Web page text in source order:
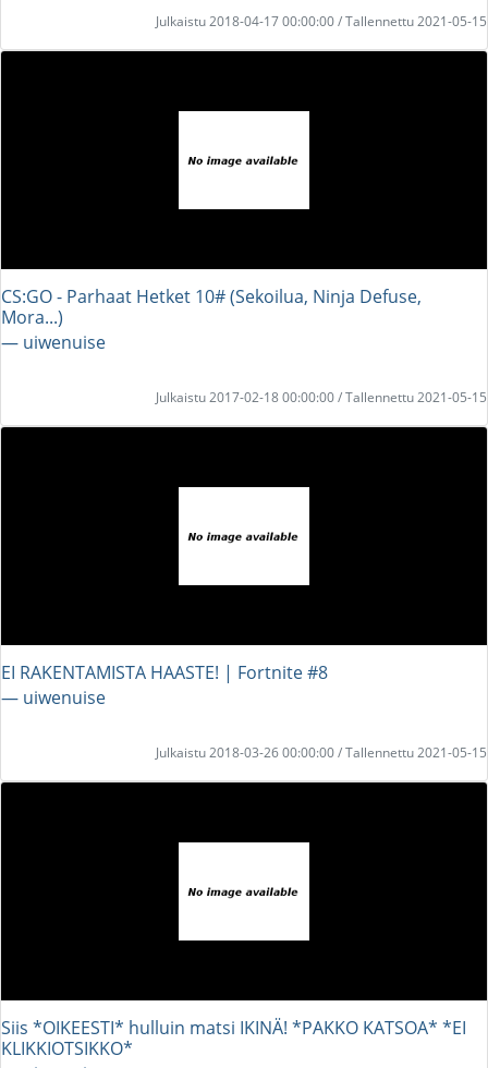
Julkaistu 2018-04-17 00:00:00 / Tallennettu 2021-05-15
CS:GO - Parhaat Hetket 10# (Sekoilua, Ninja Defuse,
Mora...)
― uiwenuise
Julkaistu 2017-02-18 00:00:00 / Tallennettu 2021-05-15
EI RAKENTAMISTA HAASTE! | Fortnite #8
― uiwenuise
Julkaistu 2018-03-26 00:00:00 / Tallennettu 2021-05-15
Siis *OIKEESTI* hulluin matsi IKINÄ! *PAKKO KATSOA* *EI
KLIKKIOTSIKKO*